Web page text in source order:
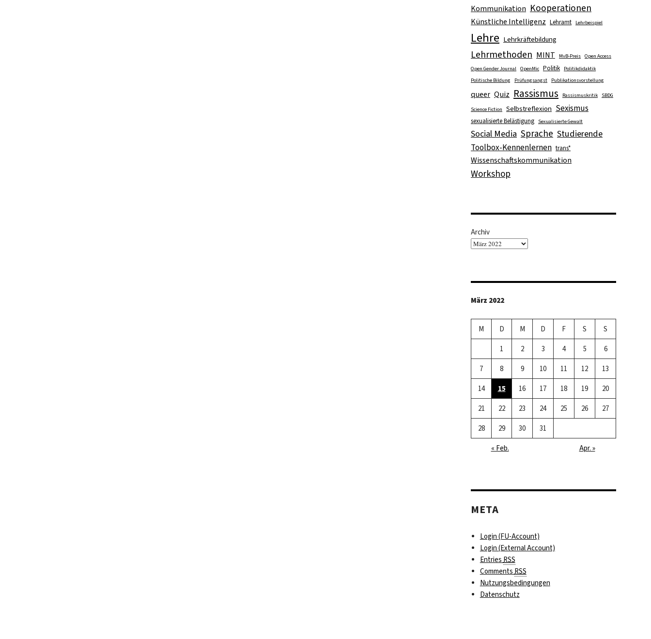
Kommunikation Kooperationen
Künstliche Intelligenz Lehramt Lehrbeispiel
Lehre Lehrkräftebildung
Lehrmethoden MINT MvB-Preis Open Access
Open Gender Journal OpenMic Politik
Politikdidaktik
Politische Bildung
Prüfungsangst Publikationsvorstellung
queer Quiz Rassismus Rassismuskritik SBDG
Science Fiction Selbstreflexion Sexismus
sexualisierte Belästigung Sexualisierte Gewalt
Social Media Sprache Studierende
Toolbox-Kennenlernen trans*
Wissenschaftskommunikation
Workshop
Archiv
März 2022
M D M D F S S
1 2 3 4 5 6
7 8 9 10 11 12 13
14 15 16 17 18 19 20
21 22 23 24 25 26 27
28 29 30 31
« Feb. Apr. »
META
Login (FU-Account)
Login (External Account)
EntriesRSS
CommentsRSS
Nutzungsbedingungen
Datenschutz